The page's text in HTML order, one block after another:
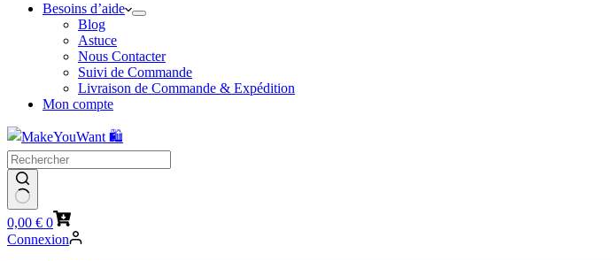
Besoins d’aide
Blog
Astuce
Nous Contacter
Suivi de Commande
Livraison de Commande & Expédition
Mon compte
Panier
d’achat
0,00 € 0
Connexion